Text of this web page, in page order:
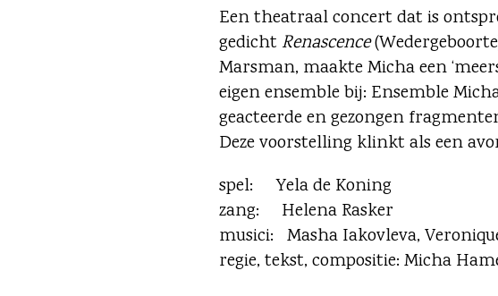
Een theatraal concert dat is
gedicht Renascence
Marsman, maakte Micha een
eigen ensemble bij: Ensemble
geacteerde en gezongen
Deze voorstelling klinkt als een
spel: Yela de Koning
zang: Helena Rasker
musici: Masha Iakovleva,
regie, tekst, compositie: Micha